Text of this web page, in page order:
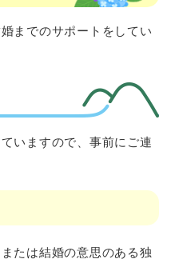
までのサポートをしてい
いますので、事前にご連
たは結婚の意思のある独